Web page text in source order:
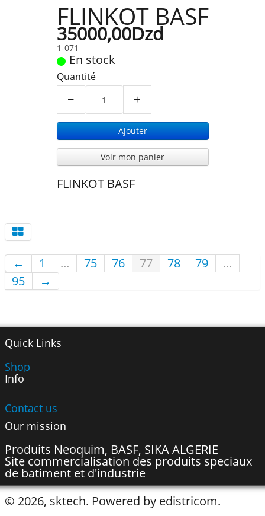
FLINKOT BASF
35000,00Dzd
1-071
En stock
Quantité
− +
Ajouter
Voir mon panier
FLINKOT BASF
← 1 ... 75 76 77 78 79
...
95
→
Quick Links
Shop
Info
Contact us
Our mission
Produits Neoquim, BASF, SIKA ALGERIE
Site commercialisation des produits speciaux
de batiment et d'industrie
© 2026, sktech. Powered by edistricom.